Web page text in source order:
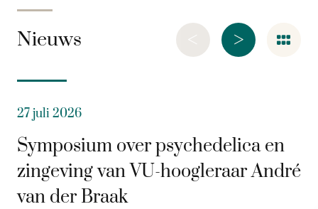
Nieuws >
<
27 juli 2026
Symposium over psychedelica en
zingeving van VU-hoogleraar André
van der Braak